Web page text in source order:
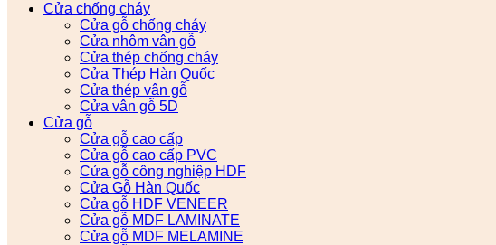
Cửa chống cháy
Cửa gỗ chống cháy
Cửa nhôm vân gỗ
Cửa thép chống cháy
Cửa Thép Hàn Quốc
Cửa thép vân gỗ
Cửa vân gỗ 5D
Cửa gỗ
Cửa gỗ cao cấp
Cửa gỗ cao cấp PVC
Cửa gỗ công nghiệp HDF
Cửa Gỗ Hàn Quốc
Cửa gỗ HDF VENEER
Cửa gỗ MDF LAMINATE
Cửa gỗ MDF MELAMINE